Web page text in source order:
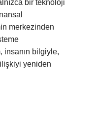
bir teknoloji
merkezinden
insanın bilgiyle,
yeniden